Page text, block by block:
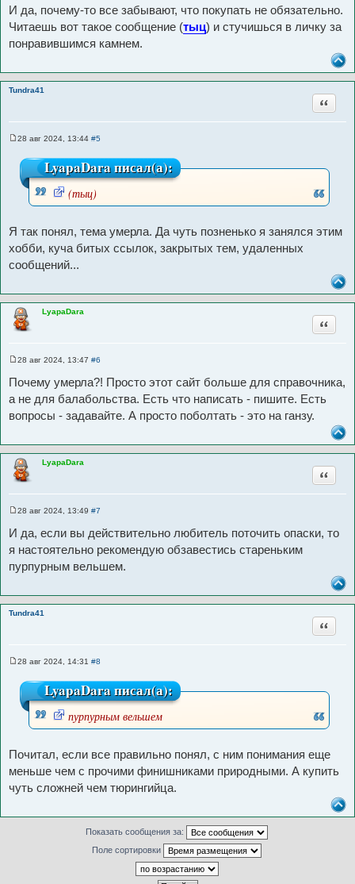
И да, почему-то все забывают, что покупать не обязательно.
Читаешь вот такое сообщение (тыц) и стучишься в личку за
понравившимся камнем.
Tundra41
Цитата
о
б
щ
28 авг 2024, 13:44 #5
LyapaDara писал(а):
И
т
о
ч
и
и
а
т
ы
(тыц)
Я так понял, тема умерла. Да чуть позненько я занялся этим
хобби, куча битых ссылок, закрытых тем, удаленных
сообщений...
LyapaDara
Цитата
о
б
щ
е
е
28 авг 2024, 13:47 #6
Почему умерла?! Просто этот сайт больше для справочника,
а не для балабольства. Есть что написать - пишите. Есть
вопросы - задавайте. А просто поболтать - это на ганзу.
LyapaDara
Цитата
о
б
щ
е
н
е
28 авг 2024, 13:49 #7
И да, если вы действительно любитель поточить опаски, то
я настоятельно рекомендую обзавестись стареньким
пурпурным вельшем.
Tundra41
Цитата
о
б
щ
28 авг 2024, 14:31 #8
LyapaDara писал(а):
И
т
о
ч
пурпурным вельшем
Почитал, если все правильно понял, с ним понимания еще
меньше чем с прочими финишниками природными. А купить
чуть сложней чем тюрингийца.
Показать сообщения за:
Поле сортировки